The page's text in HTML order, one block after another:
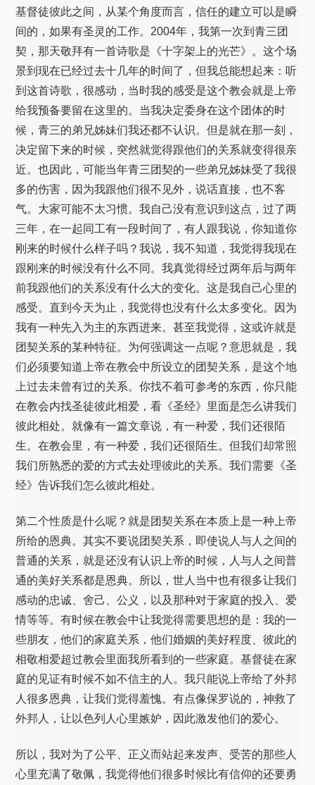
基督徒彼此之间，从某个角度而言，信任的建立可以是瞬
间的，如果有圣灵的工作。2004年，我第一次到青三团
契，那天敬拜有一首诗歌是《十字架上的光芒》。这个场
景到现在已经过去十几年的时间了，但我总能想起来：听
到这首诗歌，很感动，当时我的感受是这个教会就是上帝
给我预备要留在这里的。当我决定委身在这个团体的时
候，青三的弟兄姊妹们我还都不认识。但是就在那一刻，
决定留下来的时候，突然就觉得跟他们的关系就变得很亲
近。也因此，可能当年青三团契的一些弟兄姊妹受了我很
多的伤害，因为我跟他们很不见外，说话直接，也不客
气。大家可能不太习惯。我自己没有意识到这点，过了两
三年，在一起同工有一段时间了，有人跟我说，你知道你
刚来的时候什么样子吗？我说，我不知道，我觉得我现在
跟刚来的时候没有什么不同。我真觉得经过两年后与两年
前我跟他们的关系没有什么大的变化。这是我自己心里的
感受。直到今天为止，我觉得也没有什么太多变化。因为
我有一种先入为主的东西进来。甚至我觉得，这或许就是
团契关系的某种特征。为何强调这一点呢？意思就是，我
们必须要知道上帝在教会中所设立的团契关系，是这个地
上过去未曾有过的关系。你找不着可参考的东西，你只能
在教会内找圣徒彼此相爱，看《圣经》里面是怎么讲我们
彼此相处。就像有一篇文章说，有一种爱，我们还很陌
生。在教会里，有一种爱，我们还很陌生。但我们却常照
我们所熟悉的爱的方式去处理彼此的关系。我们需要《圣
经》告诉我们怎么彼此相处。
第二个性质是什么呢？就是团契关系在本质上是一种上帝
所给的恩典。其实不要说团契关系，即使说人与人之间的
普通的关系，就是还没有认识上帝的时候，人与人之间普
通的美好关系都是恩典。所以，世人当中也有很多让我们
感动的忠诚、舍己、公义，以及那种对于家庭的投入、爱
情等等。有时候在教会中让我觉得需要思想的是：我的一
些朋友，他们的家庭关系，他们婚姻的美好程度、彼此的
相敬相爱超过教会里面我所看到的一些家庭。基督徒在家
庭的见证有时候不如不信主的人。我只能说上帝给了外邦
人很多恩典，让我们觉得羞愧。有点像保罗说的，神救了
外邦人，让以色列人心里嫉妒，因此激发他们的爱心。
所以，我对为了公平、正义而站起来发声、受苦的那些人
心里充满了敬佩，我觉得他们很多时候比有信仰的还要勇